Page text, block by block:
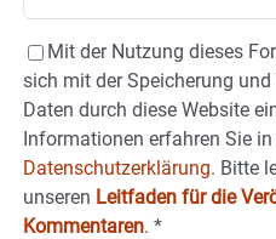
Mit der Nutzung dieses
sich mit der Speicherung
Daten durch diese Website
Informationen erfahren Sie in
Datenschutzerklärung. Bitte
unseren Leitfaden für die
Kommentaren. *